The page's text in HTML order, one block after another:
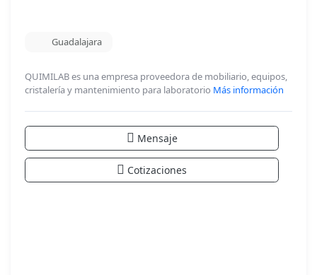
Guadalajara
QUIMILAB es una empresa proveedora de mobiliario, equipos,
cristalería y mantenimiento para laboratorio Más información
Mensaje
Cotizaciones